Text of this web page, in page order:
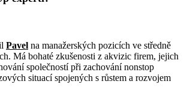
Pavel na manažerských pozicích ve středně
Má bohaté zkušenosti z akvizic firem, jejich
společností při zachování nonstop
situací spojených s růstem a rozvojem